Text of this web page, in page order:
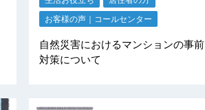
お客様の声｜コールセンター
自然災害におけるマンションの事前
対策について